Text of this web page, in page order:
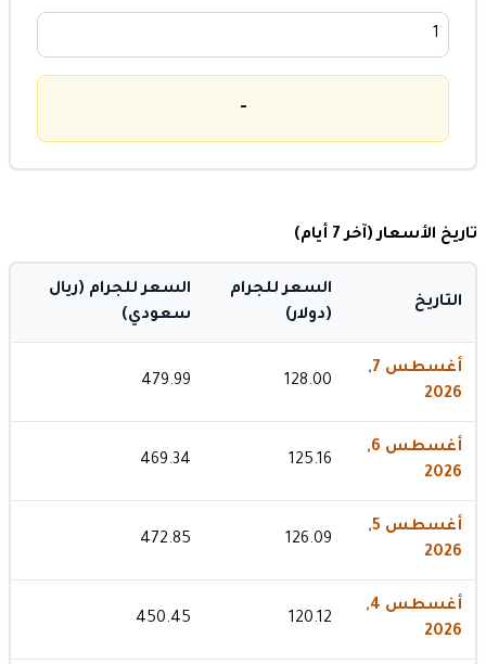
-
تاريخ الأسعار (آخر 7 أيام)
التاريخ
السعر للجرام
(دولار)
السعر للجرام (ريال
سعودي)
أغسطس 7,
2026
128.00
479.99
أغسطس 6,
2026
125.16
469.34
أغسطس 5,
2026
126.09
472.85
أغسطس 4,
2026
120.12
450.45